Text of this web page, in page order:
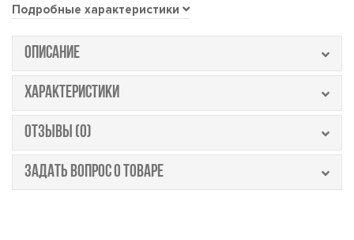
Подробные характеристики
ОПИСАНИЕ
ХАРАКТЕРИСТИКИ
ОТЗЫВЫ (0)
ЗАДАТЬ ВОПРОС О ТОВАРЕ